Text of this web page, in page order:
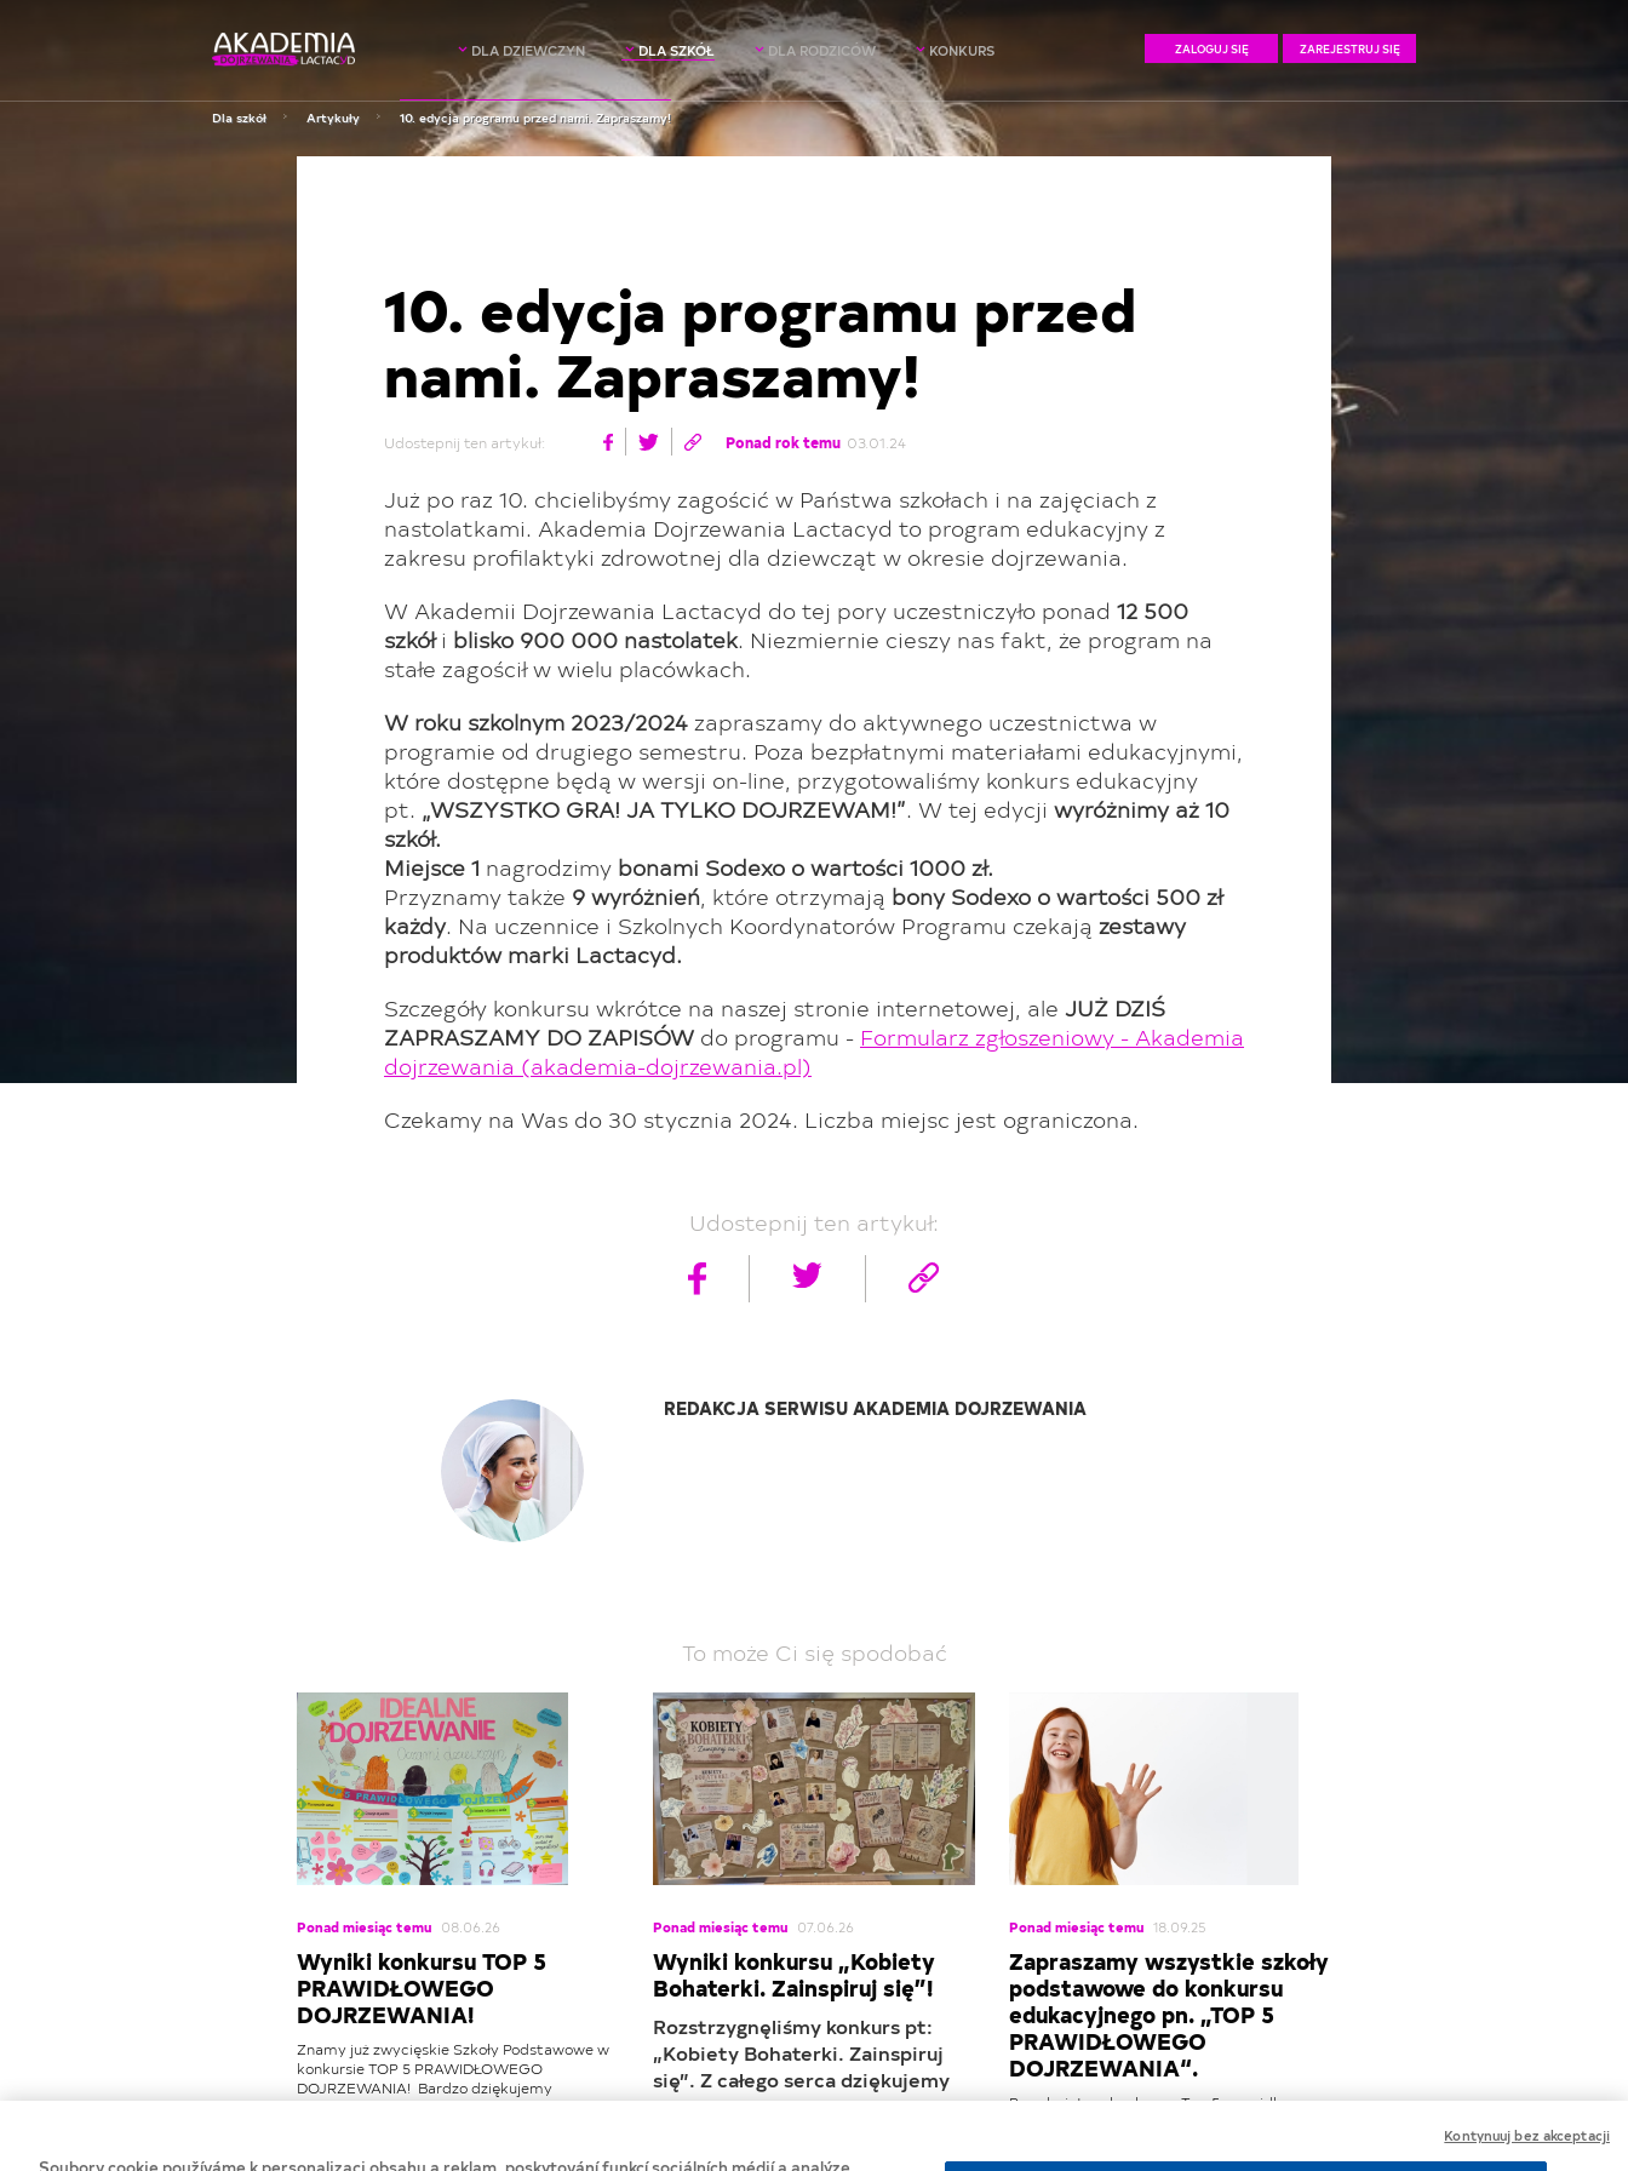
DLA DZIEWCZYN DLA SZKÓŁ DLA RODZICÓW KONKURS ZALOGUJ SIĘ ZAREJESTRUJ SIĘ
Dla szkół Artykuły 10. edycja programu przed nami. Zapraszamy!
10. edycja programu przed
nami. Zapraszamy!
Udostepnij ten artykuł: Ponad rok temu 03.01.24
Już po raz 10. chcielibyśmy zagościć w Państwa szkołach i na zajęciach z
nastolatkami. Akademia Dojrzewania Lactacyd to program edukacyjny z
zakresu profilaktyki zdrowotnej dla dziewcząt w okresie dojrzewania.
W Akademii Dojrzewania Lactacyd do tej pory uczestniczyło ponad 12 500
szkółi blisko 900 000 nastolatek. Niezmiernie cieszy nas fakt, że program na
stałe zagościł w wielu placówkach.
W roku szkolnym 2023/2024 zapraszamy do aktywnego uczestnictwa w
programie od drugiego semestru. Poza bezpłatnymi materiałami edukacyjnymi,
które dostępne będą w wersji on-line, przygotowaliśmy konkurs edukacyjny
pt. „WSZYSTKO GRA! JA TYLKO DOJRZEWAM!”. W tej edycji wyróżnimy aż 10
szkół.
Miejsce 1 nagrodzimy bonami Sodexo o wartości 1000 zł.
Przyznamy także 9 wyróżnień, które otrzymają bony Sodexo o wartości 500 zł
każdy. Na uczennice i Szkolnych Koordynatorów Programu czekają zestawy
produktów marki Lactacyd.
Szczegóły konkursu wkrótce na naszej stronie internetowej, ale JUŻ DZIŚ
ZAPRASZAMY DO ZAPISÓW do programu - Formularz zgłoszeniowy - Akademia
dojrzewania (akademia-dojrzewania.pl)
Czekamy na Was do 30 stycznia 2024. Liczba miejsc jest ograniczona.
Udostepnij ten artykuł:
REDAKCJA SERWISU AKADEMIA DOJRZEWANIA
To może Ci się spodobać
Ponad miesiąc temu 08.06.26
Wyniki konkursu TOP 5
PRAWIDŁOWEGO
DOJRZEWANIA!
Znamy już zwycięskie Szkoły Podstawowe w
konkursie TOP 5 PRAWIDŁOWEGO
DOJRZEWANIA! Bardzo dziękujemy
wszystkim szkołom za udział! Ilość
Ponad miesiąc temu 07.06.26
Wyniki konkursu „Kobiety
Bohaterki. Zainspiruj się”!
Rozstrzygnęliśmy konkurs pt:
„Kobiety Bohaterki. Zainspiruj
się”. Z całego serca dziękujemy
wszystkim szkołom za udział oraz
kreatywnych prac konkursowych!
Ponad miesiąc temu 18.09.25
Zapraszamy wszystkie szkoły
podstawowe do konkursu
edukacyjnego pn. „TOP 5
PRAWIDŁOWEGO
DOJRZEWANIA“.
Przedmiotem konkursu „Top 5 prawidłowego
idealne dojrzewanie.
Soubory cookie používáme k personalizaci obsahu a reklam, poskytování funkcí sociálních médií a analýze
Kontynuuj bez akceptacji